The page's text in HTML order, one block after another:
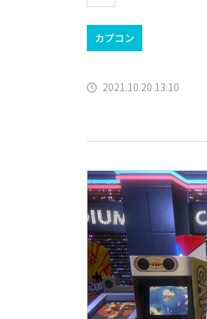
カプコン
2021.10.20 13:10